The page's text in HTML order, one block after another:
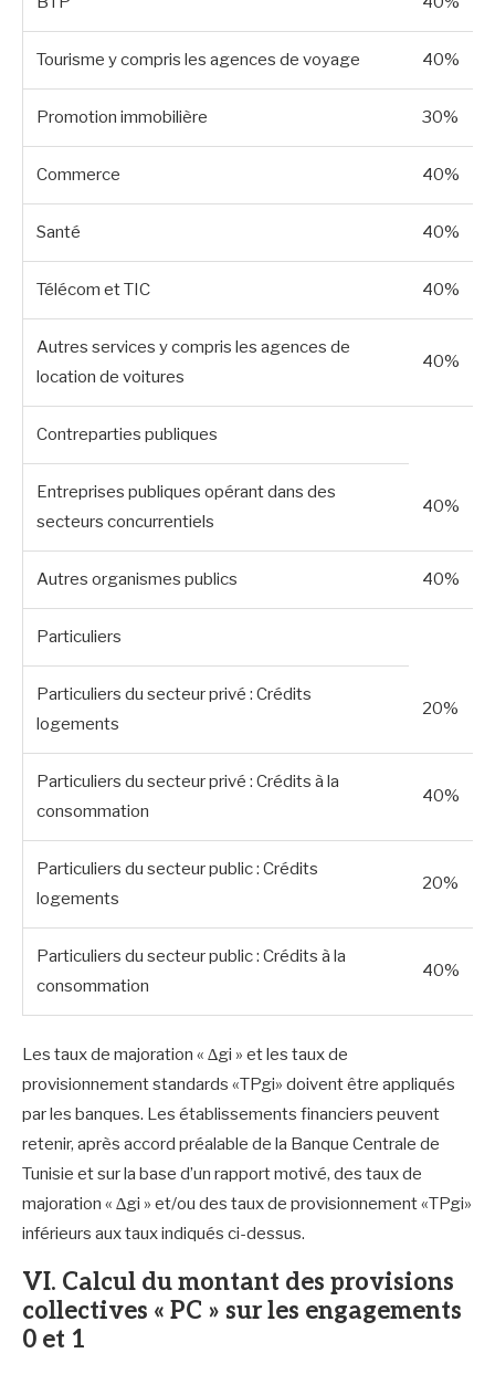
Tourisme y compris les agences de voyage 40%
Promotion immobilière 30%
Commerce 40%
Santé 40%
Télécom et TIC 40%
Autres services y compris les agences de
location de voitures
40%
Contreparties publiques
Entreprises publiques opérant dans des
secteurs concurrentiels
40%
Autres organismes publics 40%
Particuliers
Particuliers du secteur privé : Crédits
logements
20%
Particuliers du secteur privé : Crédits à la
consommation
40%
Particuliers du secteur public : Crédits
logements
20%
Particuliers du secteur public : Crédits à la
consommation
40%
Les taux de majoration « ∆gi » et les taux de
provisionnement standards «TPgi» doivent être appliqués
par les banques. Les établissements financiers peuvent
retenir, après accord préalable de la Banque Centrale de
Tunisie et sur la base d’un rapport motivé, des taux de
majoration « ∆gi » et/ou des taux de provisionnement «TPgi»
inférieurs aux taux indiqués ci-dessus.
VI. Calcul du montant des provisions
collectives « PC » sur les engagements
0 et 1